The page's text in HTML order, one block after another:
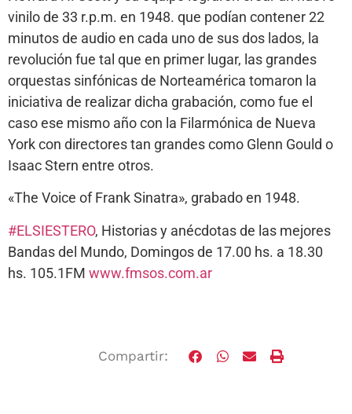
vinilo de 33 r.p.m. en 1948. que podían contener 22
minutos de audio en cada uno de sus dos lados, la
revolución fue tal que en primer lugar, las grandes
orquestas sinfónicas de Norteamérica tomaron la
iniciativa de realizar dicha grabación, como fue el
caso ese mismo año con la Filarmónica de Nueva
York con directores tan grandes como Glenn Gould o
Isaac Stern entre otros.
«The Voice of Frank Sinatra», grabado en 1948.
#ELSIESTERO, Historias y anécdotas de las mejores
Bandas del Mundo, Domingos de 17.00 hs. a 18.30
hs. 105.1FM www.fmsos.com.ar
Compartir: